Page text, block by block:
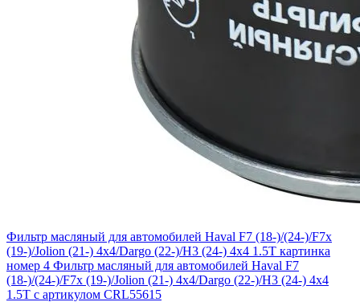
Фильтр масляный для автомобилей Haval F7 (18-)/(24-)/F7x
(19-)/Jolion (21-) 4x4/Dargo (22-)/H3 (24-) 4x4 1.5T картинка
номер 4 Фильтр масляный для автомобилей Haval F7
(18-)/(24-)/F7x (19-)/Jolion (21-) 4x4/Dargo (22-)/H3 (24-) 4x4
1.5T с артикулом CRL55615